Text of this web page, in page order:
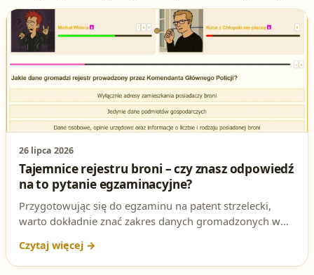
26 lipca 2026
Tajemnice rejestru broni – czy znasz odpowiedź
na to pytanie egzaminacyjne?
Przygotowując się do egzaminu na patent strzelecki,
warto dokładnie znać zakres danych gromadzonych w
rejestr prowadzony przez Komendanta Głównego Policji
i dlaczego to pytanie regularnie pojawia się na teście.